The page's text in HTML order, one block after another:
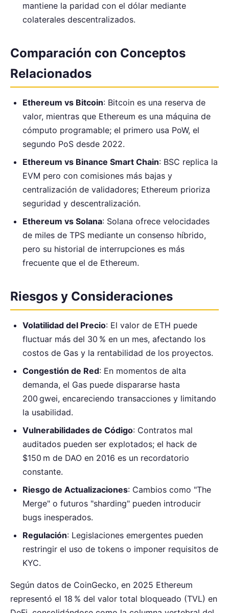
mantiene la paridad con el dólar mediante
colaterales descentralizados.
Comparación con Conceptos
Relacionados
Ethereum vs Bitcoin: Bitcoin es una reserva de
valor, mientras que Ethereum es una máquina de
cómputo programable; el primero usa PoW, el
segundo PoS desde 2022.
Ethereum vs Binance Smart Chain: BSC replica la
EVM pero con comisiones más bajas y
centralización de validadores; Ethereum prioriza
seguridad y descentralización.
Ethereum vs Solana: Solana ofrece velocidades
de miles de TPS mediante un consenso híbrido,
pero su historial de interrupciones es más
frecuente que el de Ethereum.
Riesgos y Consideraciones
Volatilidad del Precio: El valor de ETH puede
fluctuar más del 30 % en un mes, afectando los
costos de Gas y la rentabilidad de los proyectos.
Congestión de Red: En momentos de alta
demanda, el Gas puede dispararse hasta
200 gwei, encareciendo transacciones y limitando
la usabilidad.
Vulnerabilidades de Código: Contratos mal
auditados pueden ser explotados; el hack de
$150 m de DAO en 2016 es un recordatorio
constante.
Riesgo de Actualizaciones: Cambios como "The
Merge" o futuros "sharding" pueden introducir
bugs inesperados.
Regulación: Legislaciones emergentes pueden
restringir el uso de tokens o imponer requisitos de
KYC.
Según datos de CoinGecko, en 2025 Ethereum
representó el 18 % del valor total bloqueado (TVL) en